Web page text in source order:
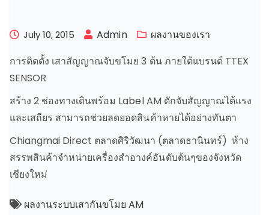
July 10, 2015 Admin
ผลงานของเรา
การติดตั้ง เสาสัญญาณจับขโมย 3 ต้น ภายใต้แบรนด์ TTEX
SENSOR
สร้าง 2 ช่องทางเดินพร้อม Label AM ดักจับสัญญาณได้แรง
และเสถียร สามารถช่วยลดยอดสินค้าหายได้อย่างทันตา
Chiangmai Direct ตลาดศิริวัฒนา (ตลาดธานินทร์) ห้าง
สรรพสินค้าจำหน่ายเครื่องสำอางค์อันดับต้นๆของจังหวัด
เชียงใหม่
ผลงานระบบเสากันขโมย AM